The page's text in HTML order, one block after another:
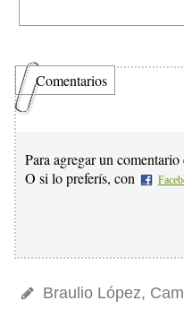
Comentarios
Para agregar un comentario
O si lo preferís, con
Braulio López,